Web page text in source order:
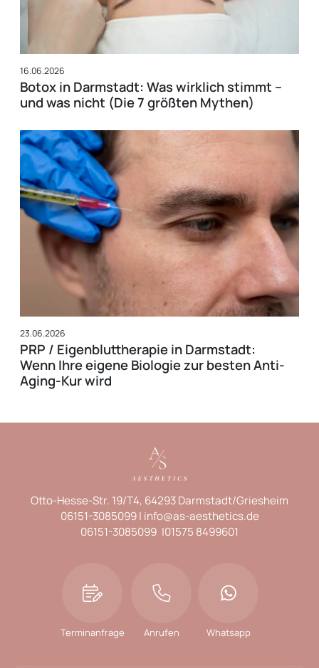
16.06.2026
Botox in Darmstadt: Was wirklich stimmt –
und was nicht (Die 7 größten Mythen)
23.06.2026
PRP / Eigenbluttherapie in Darmstadt:
Wenn Ihre eigene Biologie zur besten Anti-
Aging-Kur wird
Otto-Hesse-Str. 19/T4 64293 Darmstadt/Griesheim
06151-3085099 info@as-aesthetics.de
06151-3085099 01575 8499601
Terminanfrage Anrufen Whatsapp